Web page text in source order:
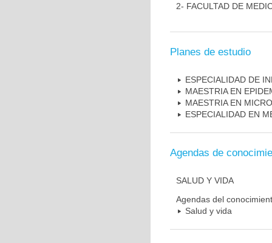
2- FACULTAD DE
Planes de estudio
ESPECIALIDAD DE
MAESTRIA EN
MAESTRIA EN
ESPECIALIDAD EN
Agendas de
SALUD Y VIDA
Agendas del
Salud y vida